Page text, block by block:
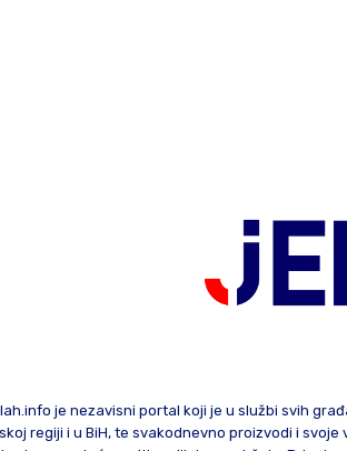
je nezavisni portal koji je u službi svih
regiji i u BiH, te svakodnevno proizvodi i